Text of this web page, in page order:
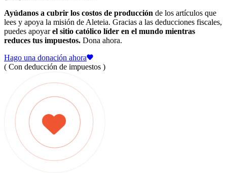
Ayúdanos a cubrir los costos de producción de los artículos que
lees y apoya la misión de Aleteia. Gracias a las deducciones fiscales,
puedes apoyarel sitio católico líder en el mundo mientras
reduces tus impuestos. Dona ahora.
Hago una donación ahora
( Con deducción de impuestos )